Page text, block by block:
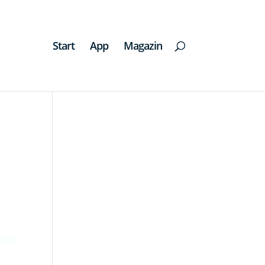
Start App Magazin